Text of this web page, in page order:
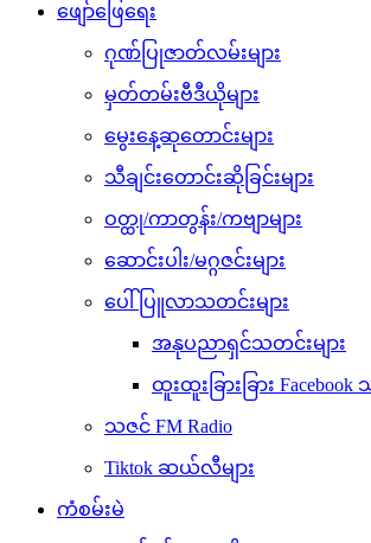
ဖျော်ဖြေရေး
ဂုဏ်ပြုဇာတ်လမ်းများ
မှတ်တမ်းဗီဒီယိုများ
မွေးနေ့ဆုတောင်းများ
သီချင်းတောင်းဆိုခြင်းများ
ဝတ္ထု/ကာတွန်း/ကဗျာများ
ဆောင်းပါး/မဂ္ဂဇင်းများ
ပေါ်ပြူလာသတင်းများ
အနုပညာရှင်သတင်းများ
ထူးထူးခြားခြား Facebook
သဇင် FM Radio
Tiktok ဆယ်လီများ
ကံစမ်းမဲ